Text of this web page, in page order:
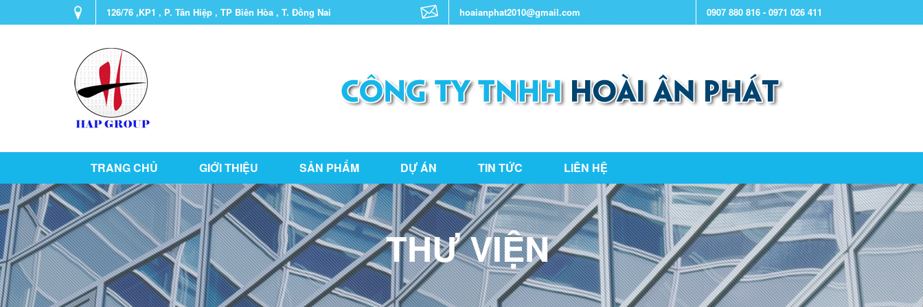
126/76 ,KP1 , P. Tân Hiệp , TP Biên Hòa , T. Đồng Nai hoaianphat2010@gmail.com 0907 880 816 - 0971 026 411
TRANG CHỦ GIỚI THIỆU SẢN PHẨM DỰ ÁN TIN TỨC LIÊN HỆ
THƯ VIỆN